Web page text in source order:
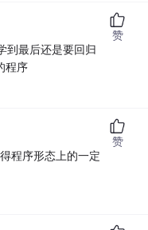
到最后还是要回归
程序
赞
程序形态上的一定
赞